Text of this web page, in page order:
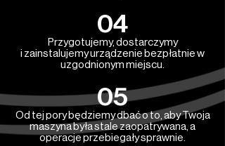
04
Przygotujemy, dostarczymy
i zainstalujemy urządzenie bezpłatnie w
uzgodnionym miejscu.
05
Od tej pory będziemy dbać o to, aby Twoja
maszyna była stale zaopatrywana, a
operacje przebiegały sprawnie.